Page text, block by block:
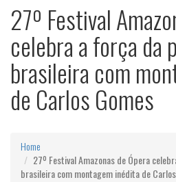
27º Festival
celebra a força da
brasileira com
de Carlos Gomes
Home
27º Festival Amazonas de Ópera
brasileira com montagem inédita de